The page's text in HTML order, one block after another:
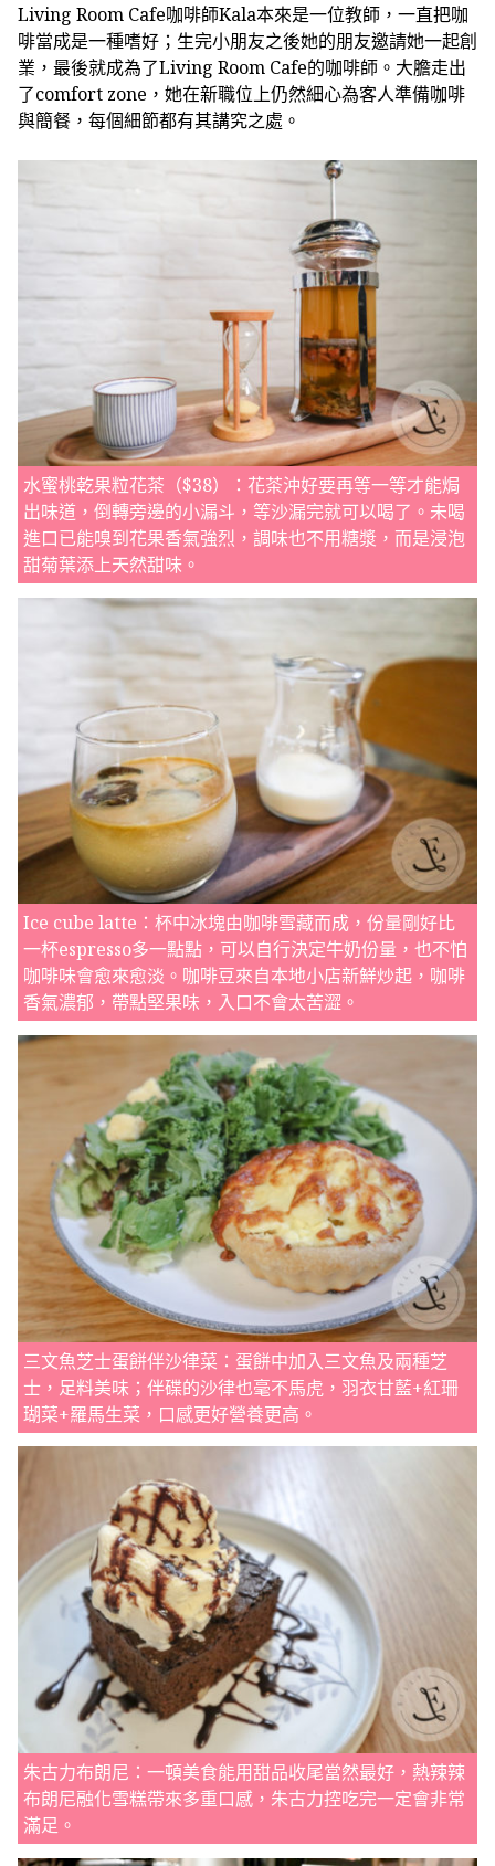
Living Room Cafe咖啡師Kala本來是一位教師，一直把咖
啡當成是一種嗜好；生完小朋友之後她的朋友邀請她一起創
業，最後就成為了Living Room Cafe的咖啡師。大膽走出
了comfort zone，她在新職位上仍然細心為客人準備咖啡
與簡餐，每個細節都有其講究之處。
水蜜桃乾果粒花茶（$38）：花茶沖好要再等一等才能焗
出味道，倒轉旁邊的小漏斗，等沙漏完就可以喝了。未喝
進口已能嗅到花果香氣強烈，調味也不用糖漿，而是浸泡
甜菊葉添上天然甜味。
Ice cube latte：杯中冰塊由咖啡雪藏而成，份量剛好比
一杯espresso多一點點，可以自行決定牛奶份量，也不怕
咖啡味會愈來愈淡。咖啡豆來自本地小店新鮮炒起，咖啡
香氣濃郁，帶點堅果味，入口不會太苦澀。
三文魚芝士蛋餅伴沙律菜：蛋餅中加入三文魚及兩種芝
士，足料美味；伴碟的沙律也毫不馬虎，羽衣甘藍+紅珊
瑚菜+羅馬生菜，口感更好營養更高。
朱古力布朗尼：一頓美食能用甜品收尾當然最好，熱辣辣
布朗尼融化雪糕帶來多重口感，朱古力控吃完一定會非常
滿足。